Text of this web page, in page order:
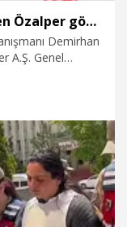
Yeni Parti Manisa İl Başkanı İlksen Özalper gözaltına alındı
Demirhan
A.Ş. Genel